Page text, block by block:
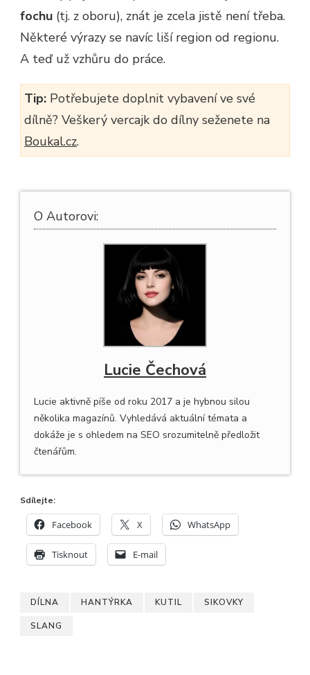
fochu (tj. z oboru), znát je zcela jistě není třeba.
Některé výrazy se navíc liší region od regionu.
A teď už vzhůru do práce.
Tip: Potřebujete doplnit vybavení ve své
dílně? Veškerý vercajk do dílny seženete na
Boukal.cz.
O Autorovi:
Lucie Čechová
Lucie aktivně píše od roku 2017 a je hybnou silou
několika magazínů. Vyhledává aktuální témata a
dokáže je s ohledem na SEO srozumitelně předložit
čtenářům.
Sdílejte:
Facebook X WhatsApp
Tisknout E-mail
DÍLNA HANTÝRKA KUTIL SIKOVKY
SLANG